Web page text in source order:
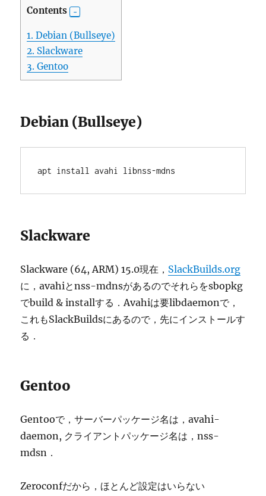
Contents
1. Debian (Bullseye)
2. Slackware
3. Gentoo
Debian (Bullseye)
apt install avahi libnss-mdns
Slackware
Slackware (64, ARM) 15.0現在， SlackBuilds.org
に，avahiとnss-mdnsがあるのでそれらをsbopkg
でbuild & installする．Avahiは要libdaemonで，
これもSlackBuildsにあるので，先にインストールす
る．
Gentoo
Gentooで，サーバーパッケージ名は，avahi-
daemon, クライアントパッケージ名は，nss-
mdsn．
Zeroconfだから，ほとんど設定はいらない